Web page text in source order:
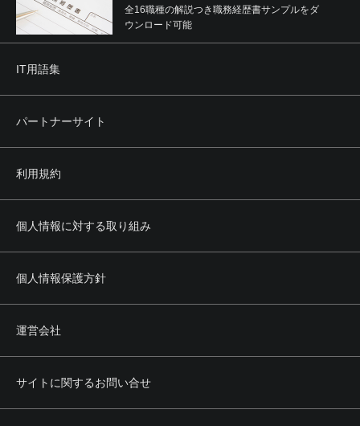
全16職種の解説つき職務経歴書サンプルをダ
ウンロード可能
IT用語集
パートナーサイト
利用規約
個人情報に対する取り組み
個人情報保護方針
運営会社
サイトに関するお問い合せ